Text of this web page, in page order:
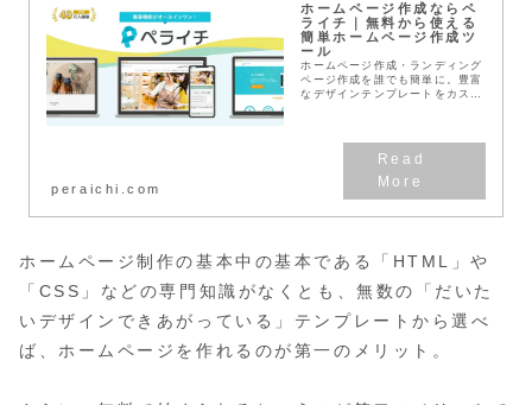
ホームページ作成ならペ
ライチ｜無料から使える
簡単ホームページ作成ツ
ール
ホームページ作成・ランディング
ページ作成を誰でも簡単に。豊富
なデザインテンプレートをカスタ
ルマガジンなど充実の機...
peraichi.com
ホームページ制作の基本中の基本である「HTML」や
「CSS」などの専門知識がなくとも、無数の「だいた
いデザインできあがっている」テンプレートから選べ
ば、ホームページを作れるのが第一のメリット。